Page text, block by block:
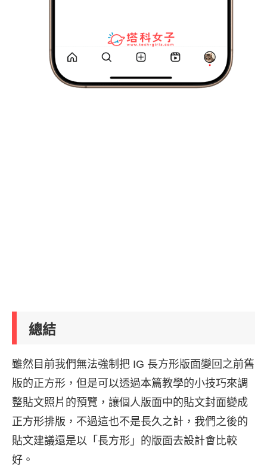
總結
雖然目前我們無法強制把 IG 長方形版面變回之前舊
版的正方形，但是可以透過本篇教學的小技巧來調
整貼文照片的預覽，讓個人版面中的貼文封面變成
正方形排版，不過這也不是長久之計，我們之後的
貼文建議還是以「長方形」的版面去設計會比較
好。